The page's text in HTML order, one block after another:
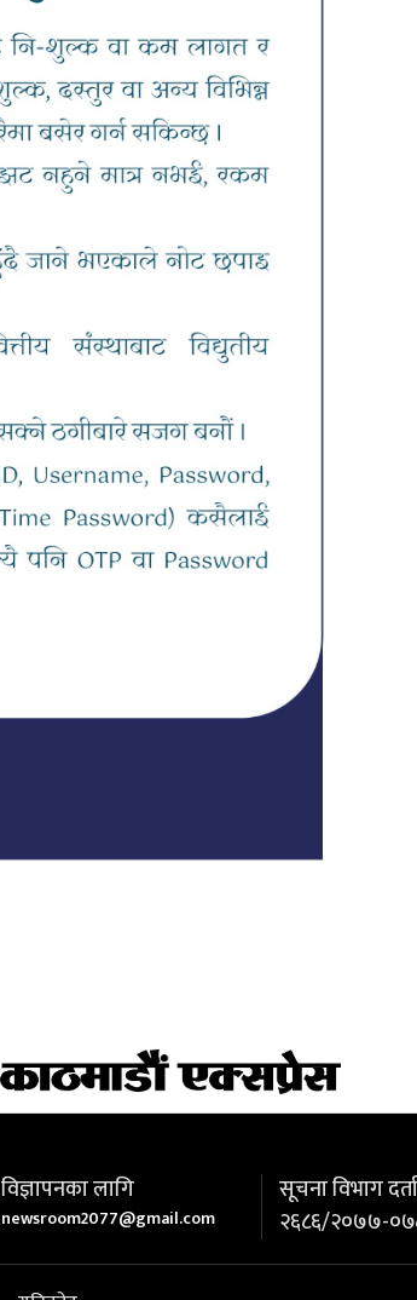
विज्ञापनका लागि
newsroom2077@gmail.com
सूचना विभाग
२६८६/२०७७-